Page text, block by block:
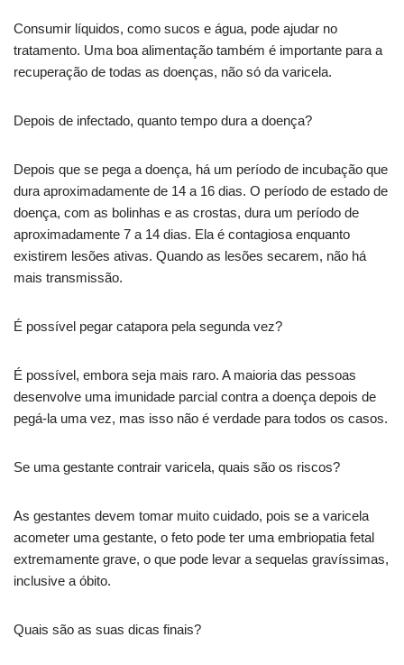
Consumir líquidos, como sucos e água, pode ajudar no
tratamento. Uma boa alimentação também é importante para a
recuperação de todas as doenças, não só da varicela.
Depois de infectado, quanto tempo dura a doença?
Depois que se pega a doença, há um período de incubação que
dura aproximadamente de 14 a 16 dias. O período de estado de
doença, com as bolinhas e as crostas, dura um período de
aproximadamente 7 a 14 dias. Ela é contagiosa enquanto
existirem lesões ativas. Quando as lesões secarem, não há
mais transmissão.
É possível pegar catapora pela segunda vez?
É possível, embora seja mais raro. A maioria das pessoas
desenvolve uma imunidade parcial contra a doença depois de
pegá-la uma vez, mas isso não é verdade para todos os casos.
Se uma gestante contrair varicela, quais são os riscos?
As gestantes devem tomar muito cuidado, pois se a varicela
acometer uma gestante, o feto pode ter uma embriopatia fetal
extremamente grave, o que pode levar a sequelas gravíssimas,
inclusive a óbito.
Quais são as suas dicas finais?